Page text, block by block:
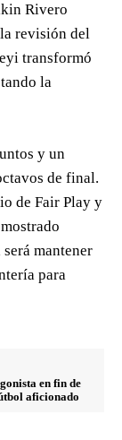
Rivero
revisión del
transformó
la
y un
de final.
de Fair Play y
mantener
para
en fin de
aficionado